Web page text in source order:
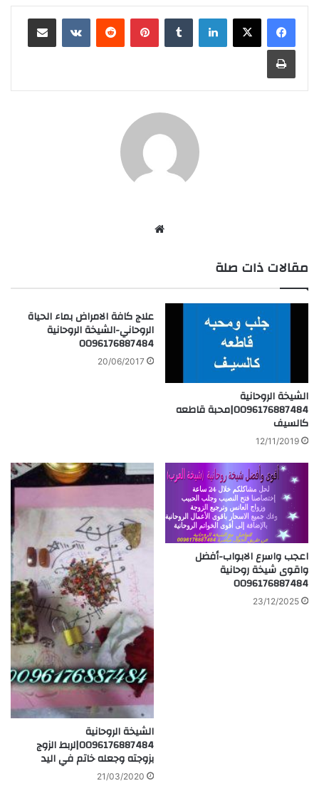
لينكدإن بينتيريست
مقالات ذات صلة
الشيخة الروحانية
0096176887484|محبة قاطعه
كالسيف
12/11/2019
علاج كافة الامراض بماء الحياة
الروحاني-الشيخة الروحانية
0096176887484
20/06/2017
اعجب واسرع الابواب-أفضل
واقوى شيخة روحانية
0096176887484
23/12/2025
الشيخة الروحانية
0096176887484|لربط الزوج
بزوجته وجعله خاتم في اليد
21/03/2020